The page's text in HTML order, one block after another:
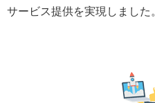
サービス提供を実現しました。